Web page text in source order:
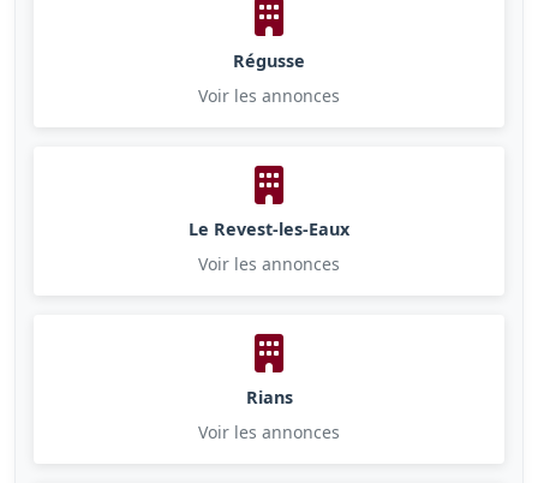
Régusse
Voir les annonces
Le Revest-les-Eaux
Voir les annonces
Rians
Voir les annonces